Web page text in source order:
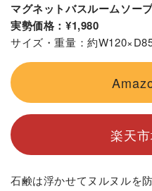
マグネットバスルームソー
実勢価格：¥1,980
サイズ・重量：約
楽天
石鹸は浮かせてヌルヌルを